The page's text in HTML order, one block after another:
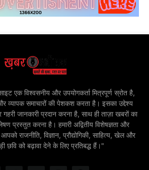
एक विश्वसनीय और उपयोगकर्ता मित्रपूर्ण स्रोत है,
व्यापक समाचारों की पेशकश करता है। इसका उद्देश्य
गहरी जानकारी प्रदान करना है, साथ ही ताज़ा खबरों का
प्रस्तुत करना है। हमारी अद्वितीय विशेषज्ञता और
राजनीति, विज्ञान, प्रौद्योगिकी, साहित्य, खेल और
छवि को बढ़ावा देने के लिए प्रतिबद्ध हैं।"